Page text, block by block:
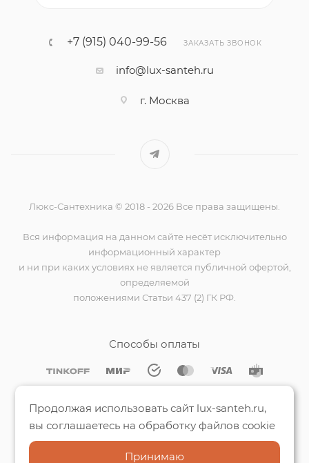
+7 (915) 040-99-56 ЗАКАЗАТЬ ЗВОНОК
info@lux-santeh.ru
г. Москва
Люкс-Сантехника © 2018 - 2026 Все права защищены.
Вся информация на данном сайте несёт исключительно
информационный характер
и ни при каких условиях не является публичной офертой,
определяемой
положениями Статьи 437 (2) ГК РФ.
Способы оплаты
Продолжая использовать сайт lux-santeh.ru,
вы соглашаетесь на обработку файлов cookie
Принимаю